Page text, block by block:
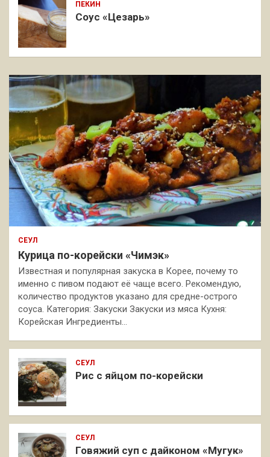
ПЕКИН
Соус «Цезарь»
СЕУЛ
Курица по-корейски «Чимэк»
Известная и популярная закуска в Корее, почему то
именно с пивом подают её чаще всего. Рекомендую,
количество продуктов указано для средне-острого
соуса. Категория: Закуски Закуски из мяса Кухня:
Корейская Ингредиенты…
СЕУЛ
Рис с яйцом по-корейски
СЕУЛ
Говяжий суп с дайконом «Мугук»